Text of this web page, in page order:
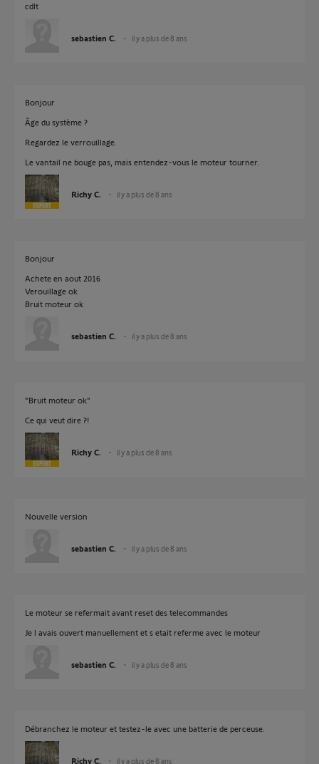
cdlt
sebastien C. il y a plus de 8 ans
Bonjour
Âge du système ?
Regardez le verrouillage.
Le vantail ne bouge pas, mais entendez-vous le moteur tourner.
Richy C. il y a plus de 8 ans
Bonjour
Achete en aout 2016
Verouillage ok
Bruit moteur ok
sebastien C. il y a plus de 8 ans
"Bruit moteur ok"
Ce qui veut dire ?!
Richy C. il y a plus de 8 ans
Nouvelle version
sebastien C. il y a plus de 8 ans
Le moteur se refermait avant reset des telecommandes
Je l avais ouvert manuellement et s etait referme avec le moteur
sebastien C. il y a plus de 8 ans
Débranchez le moteur et testez-le avec une batterie de perceuse.
Richy C. il y a plus de 8 ans